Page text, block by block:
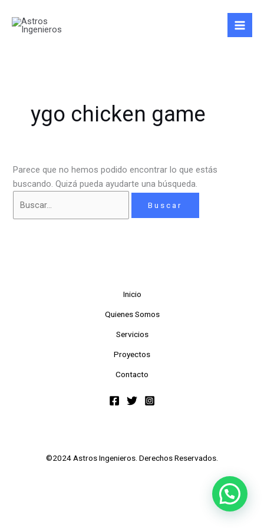
contenido
ygo chicken game
Parece que no hemos podido encontrar lo que estás
buscando. Quizá pueda ayudarte una búsqueda.
por:
Inicio
Quienes Somos
Servicios
Proyectos
Contacto
©2024 Astros Ingenieros. Derechos Reservados.